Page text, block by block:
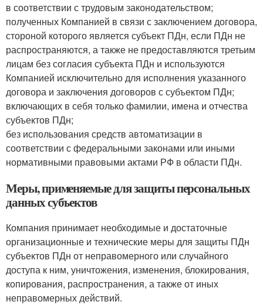
в соответствии с трудовым законодательством;
полученных Компанией в связи с заключением договора,
стороной которого является субъект ПДн, если ПДн не
распространяются, а также не предоставляются третьим
лицам без согласия субъекта ПДн и используются
Компанией исключительно для исполнения указанного
договора и заключения договоров с субъектом ПДн;
включающих в себя только фамилии, имена и отчества
субъектов ПДн;
без использования средств автоматизации в
соответствии с федеральными законами или иными
нормативными правовыми актами РФ в области ПДн.
Меры, применяемые для защиты персональных
данных субъектов
Компания принимает необходимые и достаточные
организационные и технические меры для защиты ПДн
субъектов ПДн от неправомерного или случайного
доступа к ним, уничтожения, изменения, блокирования,
копирования, распространения, а также от иных
неправомерных действий.